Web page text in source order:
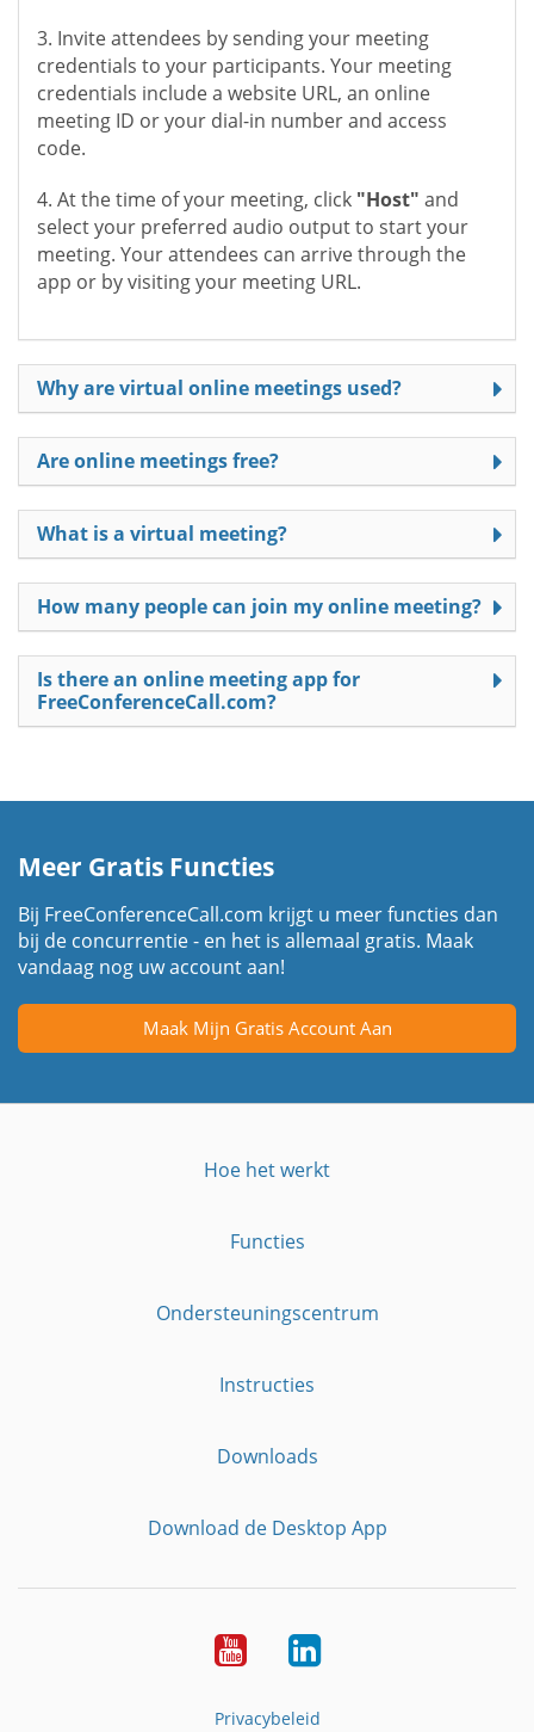
3. Invite attendees by sending your meeting
credentials to your participants. Your meeting
credentials include a website URL, an online
meeting ID or your dial-in number and access
code.
4. At the time of your meeting, click "Host" and
select your preferred audio output to start your
meeting. Your attendees can arrive through the
app or by visiting your meeting URL.
Why are virtual online meetings used?
Are online meetings free?
What is a virtual meeting?
How many people can join my online meeting?
Is there an online meeting app for
FreeConferenceCall.com?
Meer Gratis Functies
Bij FreeConferenceCall.com krijgt u meer functies dan
bij de concurrentie - en het is allemaal gratis. Maak
vandaag nog uw account aan!
Maak Mijn Gratis Account Aan
Hoe het werkt
Functies
Ondersteuningscentrum
Instructies
Downloads
Download de Desktop App
YouTubeLinkedIn
Privacybeleid